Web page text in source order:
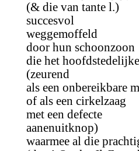
(& die van tante l.)
succesvol
weggemoffeld
door hun schoonzoon
die het
(zeurend
als een onbereikbare
of als een cirkelzaag
met een defecte
aanenuitknop)
waarmee al die